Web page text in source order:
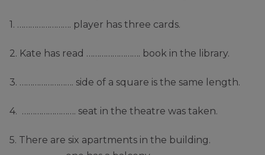
1. ……………………. player has three cards.
2. Kate has read ……………………. book in the library.
3. ……………………. side of a square is the same length.
4. ……………………. seat in the theatre was taken.
5. There are six apartments in the building.